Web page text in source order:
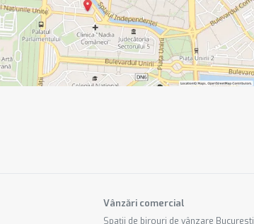
Vânzări comercial
Spații de birouri de vânzare Bucuresti